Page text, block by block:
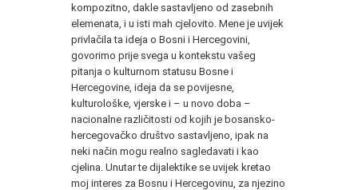
kompozitno, dakle sastavljeno od zasebnih
elemenata, i u isti mah cjelovito. Mene je uvijek
privlačila ta ideja o Bosni i Hercegovini,
govorimo prije svega u kontekstu vašeg
pitanja o kulturnom statusu Bosne i
Hercegovine, ideja da se povijesne,
kulturološke, vjerske i – u novo doba –
nacionalne različitosti od kojih je bosansko-
hercegovačko društvo sastavljeno, ipak na
neki način mogu realno sagledavati i kao
cjelina. Unutar te dijalektike se uvijek kretao
moj interes za Bosnu i Hercegovinu, za njezino